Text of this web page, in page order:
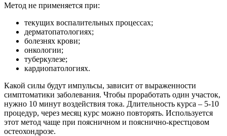
Метод не применяется при:
текущих воспалительных процессах;
дерматопатологиях;
болезнях крови;
онкологии;
туберкулезе;
кардиопатологиях.
Какой силы будут импульсы, зависит от выраженности
симптоматики заболевания. Чтобы проработать один участок,
нужно 10 минут воздействия тока. Длительность курса – 5-10
процедур, через месяц курс можно повторять. Используется
этот метод чаще при поясничном и пояснично-крестцовом
остеохондрозе.